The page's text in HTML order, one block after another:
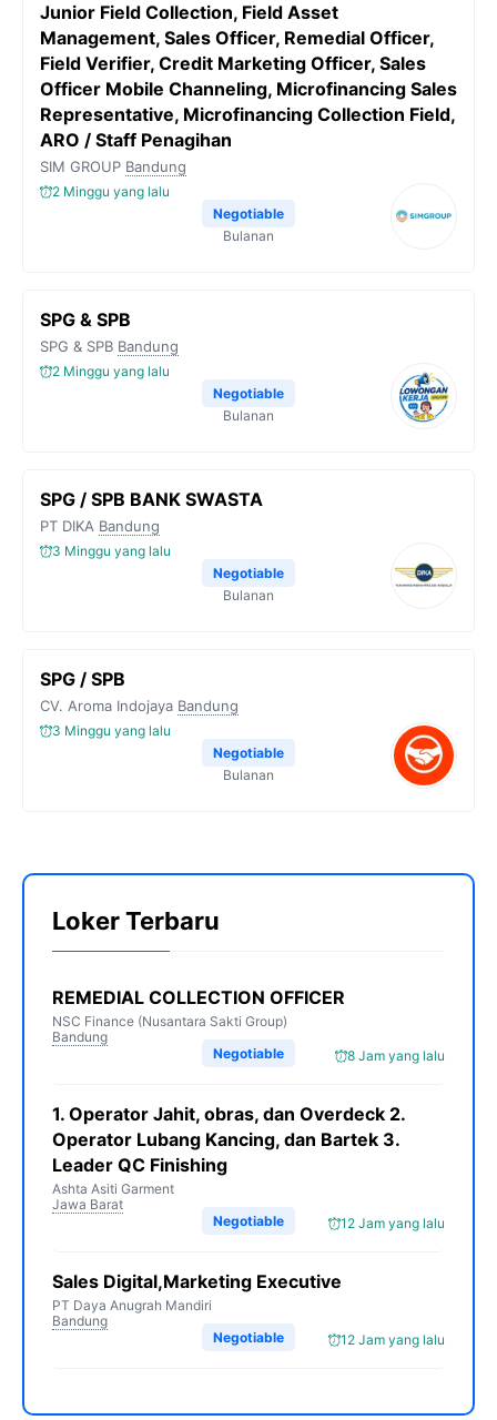
Junior Field Collection, Field Asset
Management, Sales Officer, Remedial Officer,
Field Verifier, Credit Marketing Officer, Sales
Officer Mobile Channeling, Microfinancing Sales
Representative, Microfinancing Collection Field,
ARO / Staff Penagihan
SIM GROUP Bandung
2 Minggu yang lalu
Negotiable
Bulanan
SPG & SPB
SPG & SPB Bandung
2 Minggu yang lalu
Negotiable
Bulanan
SPG / SPB BANK SWASTA
PT DIKA Bandung
3 Minggu yang lalu
Negotiable
Bulanan
SPG / SPB
CV. Aroma Indojaya Bandung
3 Minggu yang lalu
Negotiable
Bulanan
Loker Terbaru
REMEDIAL COLLECTION OFFICER
NSC Finance (Nusantara Sakti Group)
Bandung
8 Jam yang lalu
Negotiable
1. Operator Jahit, obras, dan Overdeck 2.
Operator Lubang Kancing, dan Bartek 3.
Leader QC Finishing
Ashta Asiti Garment
Jawa Barat
12 Jam yang lalu
Negotiable
Sales Digital,Marketing Executive
PT Daya Anugrah Mandiri
Bandung
12 Jam yang lalu
Negotiable